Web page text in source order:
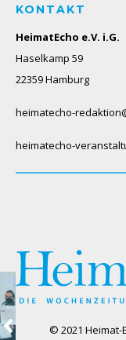
KONTAKT
HeimatEcho e.V. i.G.
Haselkamp 59
22359 Hamburg
heimatecho-
heimatecho-
© 2021 Heimat-